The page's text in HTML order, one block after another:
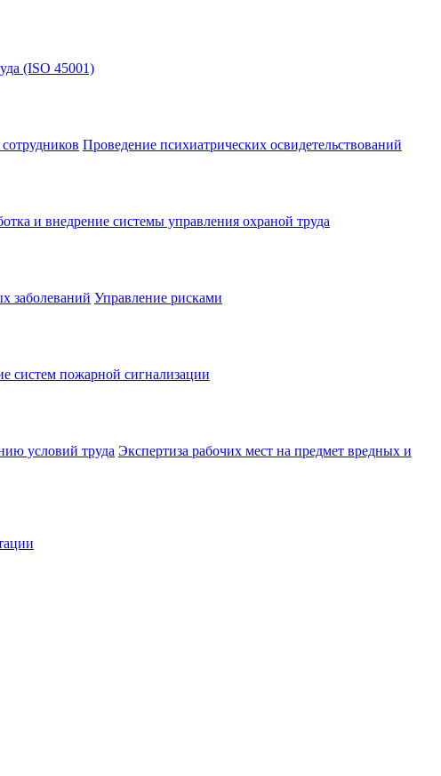
(ISO 45001)
Проведение психиатрических освидетельствований
и внедрение системы управления охраной труда
заболеваний Управление рисками
систем пожарной сигнализации
условий труда Экспертиза рабочих мест на предмет вредных и